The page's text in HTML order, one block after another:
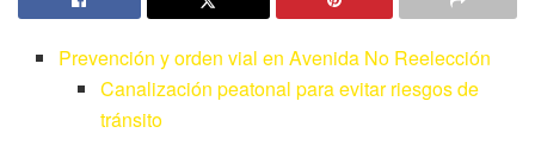
Prevención y orden vial en Avenida No Reelección
Canalización peatonal para evitar riesgos de
tránsito